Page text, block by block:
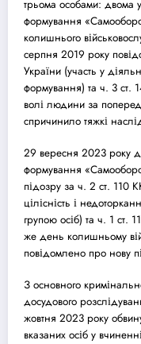
трьома особами: двома
формування
колишнього
серпня 2019 року
України (участь у
формування) та ч. 3 ст.
волі людини за
спричинило тяжкі
29 вересня 2023 року
формування
підозру за ч. 2 ст. 110
цілісність і
групою осіб) та ч. 1
же день колишньому
повідомлено про нову
З основного
досудового
жовтня 2023 року
вказаних осіб у